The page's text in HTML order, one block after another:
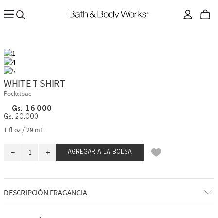
WHITE T-SHIRT
Pocketbac
Gs. 16.000
Gs. 20.000
1 fl oz / 29 mL
＋
－ AGREGAR A LA BOLSA
DESCRIPCIÓN FRAGANCIA